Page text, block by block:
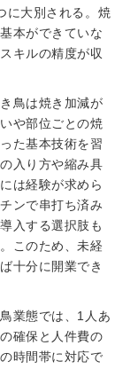
に大別される。焼
本ができていな
キルの精度が収
鳥は焼き加減が
や部位ごとの焼
た基本技術を習
入り方や縮み具
は経験が求めら
ンで串打ち済み
入する選択肢も
このため、未経
十分に開業でき
業態では、1人あ
確保と人件費の
時間帯に対応で